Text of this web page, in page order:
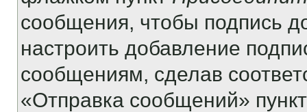
сообщения, чтобы подпись
настроить добавление
сообщениям, сделав
«Отправка сообщений»